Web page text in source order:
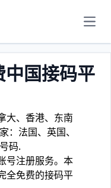
国接码平
大、香港、东南
：法国、英国、
码.
号注册服务。本
全免费的接码平